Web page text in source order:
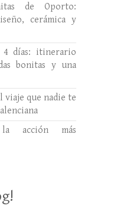
de Oporto:
cerámica y
días: itinerario
bonitas y una
que nadie te
la acción más